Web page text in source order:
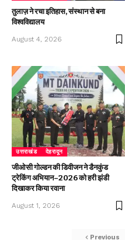
तुलाज़ ने रचा इतिहास, संस्थान से बना
विश्वविद्यालय
August 4, 2026
उत्तराखंड देहरादून
जीओसी गोल्डन की डिवीजन ने डैनकुंड
ट्रेकिंग अभियान–2026 को हरी झंडी
दिखाकर किया रवाना
August 1, 2026
Previous